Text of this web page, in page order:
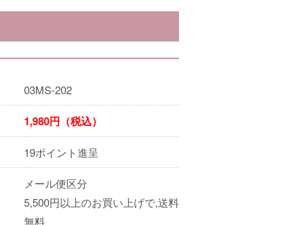
03MS-202
1,980円（税込）
19ポイント進呈
メール便区分
5,500円以上のお買い上げで,送料
無料